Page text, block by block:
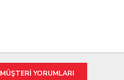
MÜŞTERİ YORUMLARI